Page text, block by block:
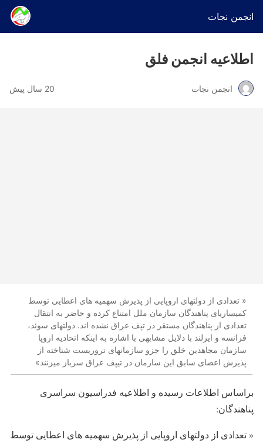
انجمن نجات
اطلاعیه انجمن فلق
انجمن نجات 20 سال پیش
« تعدادى از دولتهای اروپایى از پذیرش سهمیه هاى اعطایی توسط
کمیساریای پناهندگان سازمان ملل امتناع کرده و حاضر به انتقال
تعدادى از پناهندگان مستقر در تپف عراق نشده اند. دولتهاى سوئد،
فرانسه و ایرلند با دلایل مشابهى با اشاره به اینکه اتحادیه اروپا
سازمان مجاهدین خلق را جزو سازمانهای تروریست شناخته از
پذیرش اعضای سابق این سازمان در تیپف عراق سرباز میزنند»
براساس اطلاعات رسیده و اطلاعیه فدراسیون سراسرى
پناهندگان:
« تعدادى از دولتهای اروپایى از پذیرش سهمیه هاى اعطایی توسط